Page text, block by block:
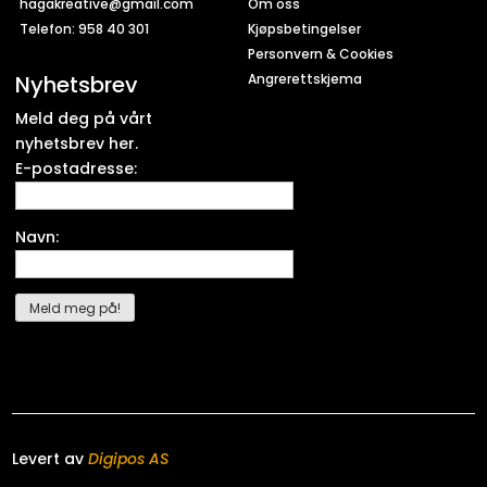
hagakreative@gmail.com
Telefon: 958 40 301
Nyhetsbrev
Meld deg på vårt
nyhetsbrev her.
E-postadresse:
Navn:
Om oss
Kjøpsbetingelser
Personvern & Cookies
Angrerettskjema
Levert avDigipos AS